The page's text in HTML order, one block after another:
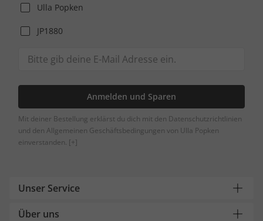
Ulla Popken
JP1880
Anmelden und Sparen
Mit deiner Bestellung erklärst du dich mit den Datenschutzrichtlinien
und den Allgemeinen Geschäftsbedingungen von Ulla Popken
einverstanden. [+]
Unser Service
Über uns